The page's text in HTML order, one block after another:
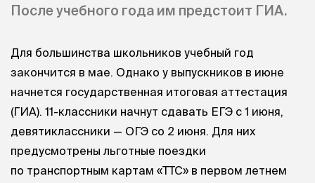
После учебного года им предстоит ГИА.
Для большинства школьников учебный год
закончится в мае. Однако у выпускников в июне
начнется государственная итоговая аттестация
(ГИА). 11-классники начнут сдавать ЕГЭ с 1 июня,
девятиклассники — ОГЭ со 2 июня. Для них
предусмотрены льготные поездки
по транспортным картам «ТТС» в первом летнем